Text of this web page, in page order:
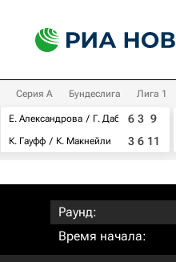
Серия А Бундеслига Лига 1
Е. Александрова
Г. Дабровски
К. Гауфф
К. Макнейли
6 3 9
3 6 11
Раунд:
Время начала: